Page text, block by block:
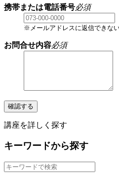
携帯または電話番号必須
※メールアドレスに返信できな
お問合せ内容必須
確認する
講座を詳しく探す
キーワードから探す